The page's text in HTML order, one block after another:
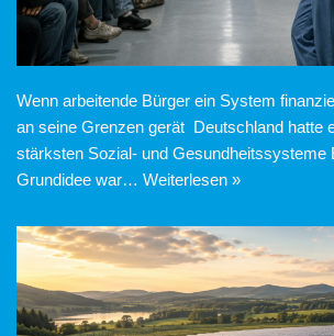
Wenn arbeitende Bürger ein System
an seine Grenzen gerät Deutschland hatte
stärksten Sozial- und Gesundheitssysteme
Grundidee war… Weiterlesen »